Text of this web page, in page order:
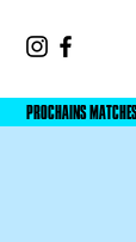
PROCHAINS MATCHES